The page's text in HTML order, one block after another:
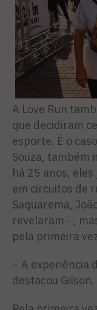
A Love Run
que decidiram
esporte. É o
Souza, também
há 25 anos,
em circuitos de
Saquarema,
revelaram - ,
pela primeira
– A experiência
destacou Gilson.